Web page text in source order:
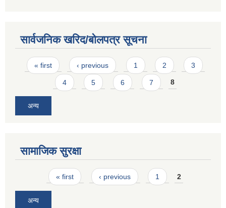
सार्वजनिक खरिद/बोलपत्र सूचना
Pages
« first ‹ previous 1 2 3
4 5 6 7 8
अन्य
सामाजिक सुरक्षा
Pages« first ‹ previous 1 2
अन्य